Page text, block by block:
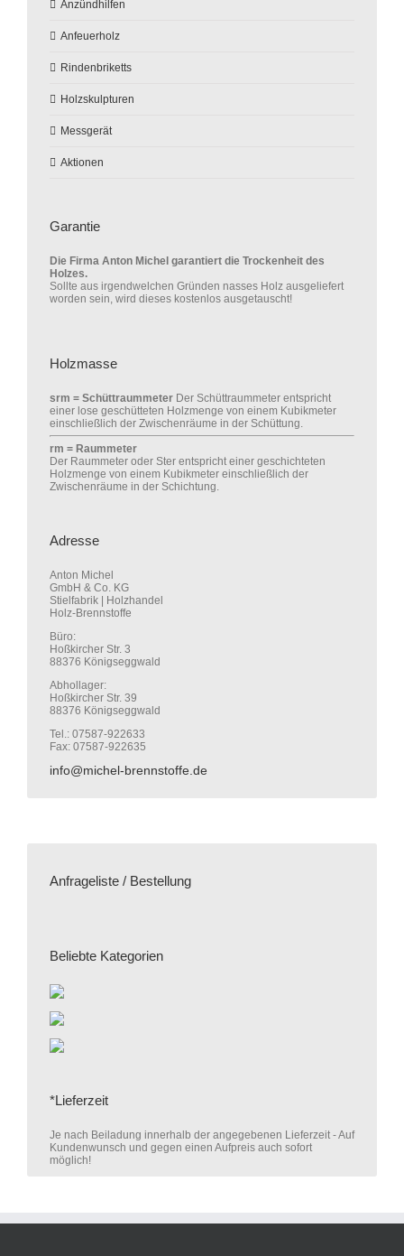
Anzündhilfen
Anfeuerholz
Rindenbriketts
Holzskulpturen
Messgerät
Aktionen
Garantie
Die Firma Anton Michel garantiert die Trockenheit des
Holzes.
Sollte aus irgendwelchen Gründen nasses Holz ausgeliefert
worden sein, wird dieses kostenlos ausgetauscht!
Holzmasse
srm = Schüttraummeter Der Schüttraummeter entspricht
einer lose geschütteten Holzmenge von einem Kubikmeter
einschließlich der Zwischenräume in der Schüttung.
rm = Raummeter
Der Raummeter oder Ster entspricht einer geschichteten
Holzmenge von einem Kubikmeter einschließlich der
Zwischenräume in der Schichtung.
Adresse
Anton Michel
GmbH & Co. KG
Stielfabrik | Holzhandel
Holz-Brennstoffe
Büro:
Hoßkircher Str. 3
88376 Königseggwald
Abhollager:
Hoßkircher Str. 39
88376 Königseggwald
Tel.: 07587-922633
Fax: 07587-922635
info@michel-brennstoffe.de
Anfrageliste / Bestellung
Beliebte Kategorien
*Lieferzeit
Je nach Beiladung innerhalb der angegebenen Lieferzeit - Auf
Kundenwunsch und gegen einen Aufpreis auch sofort
möglich!